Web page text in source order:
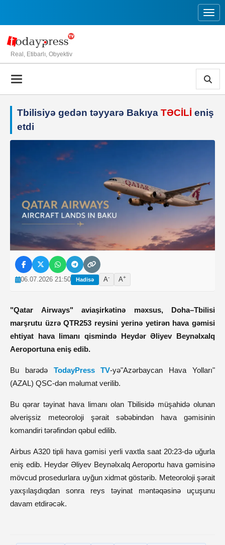
Real, Etibarlı, Obyektiv
Tbilisiyə gedən təyyarə Bakıya TƏCİLİ eniş
etdi
06.07.2026 21:50 Hadisə A- A+
"Qatar Airways" aviaşirkətinə məxsus, Doha–Tbilisi
marşrutu üzrə QTR253 reysini yerinə yetirən hava gəmisi
ehtiyat hava limanı qismində Heydər Əliyev Beynəlxalq
Aeroportuna eniş edib.
Bu barədə TodayPress TV-yə"Azərbaycan Hava Yolları"
(AZAL) QSC-dən məlumat verilib.
Bu qərar təyinat hava limanı olan Tbilisidə müşahidə olunan
əlverişsiz meteoroloji şərait səbəbindən hava gəmisinin
komandiri tərəfindən qəbul edilib.
Airbus A320 tipli hava gəmisi yerli vaxtla saat 20:23-də uğurla
eniş edib. Heydər Əliyev Beynəlxalq Aeroportu hava gəmisinə
mövcud prosedurlara uyğun xidmət göstərib. Meteoroloji şərait
yaxşılaşdıqdan sonra reys təyinat məntəqəsinə uçuşunu
davam etdirəcək.